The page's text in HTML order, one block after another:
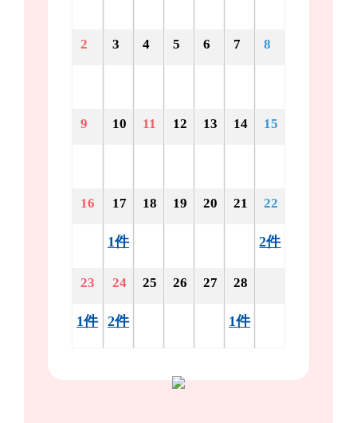
2 3 4 5 6 7 8
9 10 11 12 13 14 15
16 17
1件
18 19 20 21 22
2件
23
1件
24
2件
25 26 27 28
1件